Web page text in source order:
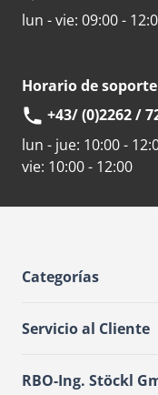
lun - vie: 09:00 -
Horario de
+43/ (0)2262 /
lun - jue: 10:00 -
vie: 10:00 - 12:00
Categorías
Servicio al Cliente
RBO-Ing. Stöckl